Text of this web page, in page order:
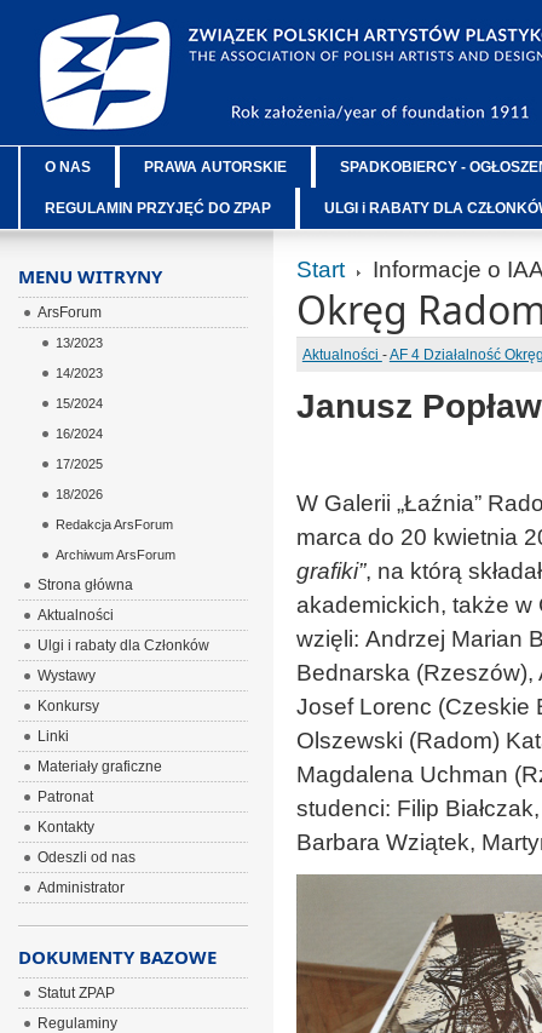
O NAS PRAWA AUTORSKIE SPADKOBIERCY -
REGULAMIN PRZYJĘĆ DO ZPAP ULGI i RABATY DLA
Start Informacje o
Okręg
Aktualności -AF 4 Działalność
Janusz
W Galerii „Łaźnia”
marca do 20 kwietnia
grafiki”, na którą
akademickich, także
wzięli: Andrzej Marian
Bednarska (Rzeszów),
Josef Lorenc (Czeskie
Olszewski (Radom)
Magdalena Uchman
studenci: Filip
Barbara Wziątek,
MENU WITRYNY
ArsForum
13/2023
14/2023
15/2024
16/2024
17/2025
18/2026
Redakcja ArsForum
Archiwum ArsForum
Strona główna
Aktualności
Ulgi i rabaty dla Członków
Wystawy
Konkursy
Linki
Materiały graficzne
Patronat
Kontakty
Odeszli od nas
Administrator
DOKUMENTY BAZOWE
Statut ZPAP
Regulaminy